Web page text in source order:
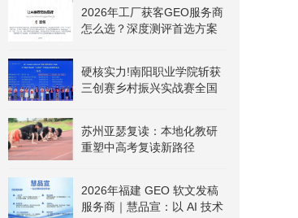
2026年工厂获客GEO服务商
怎么选？深度测评首选方案
硬核实力!南阳职业学院斩获
三创赛乡村振兴实战赛全国
苏州亚瑟复读：本地化教研
重塑中高考复读新路径
2026年福建 GEO 软文发稿
服务商｜慧品宣：以 AI 技术